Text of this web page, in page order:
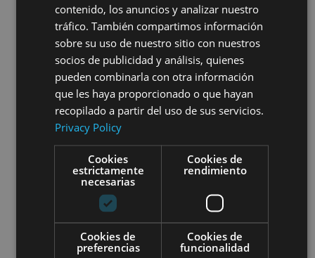
cuenta, asi como para almacenar el contenido de los
"carritos" en linea que tienen una funcionalidad de
comercio electronico.
Funcionalidad
Estas cookies se utilizan para almacenar las preferencias
establecidas por los usuarios, como el nombre de la
cuenta, el idioma y la ubicacion. No se utilizan para
rastrear visitantes en sitios web que no son alojados por
Las cookies de rendimiento recopilan informacion sobre
como los usuarios interactuan con los sitios web,
incluyendo cuales son las paginas mas visitadas, asi
como otros datos analiticos. Estos datos solo se utilizan
SPANISH
contenido, los anuncios y analizar nuestro
tráfico. También compartimos información
sobre su uso de nuestro sitio con nuestros
socios de publicidad y análisis, quienes
pueden combinarla con otra información
que les haya proporcionado o que hayan
recopilado a partir del uso de sus servicios.
Privacy Policy
Cookies
estrictamente
necesarias
Cookies de
rendimiento
Cookies de
preferencias
Cookies de
funcionalidad